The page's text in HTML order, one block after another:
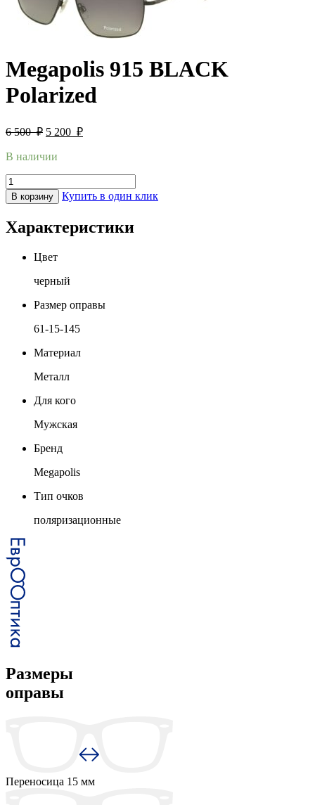
Megapolis 915 BLACK
Polarized
6 500₽ 5 200 ₽
В наличии
В корзину Купить в один клик
Характеристики
Цвет
черный
Размер оправы
61-15-145
Материал
Металл
Для кого
Мужская
Бренд
Megapolis
Тип очков
поляризационные
Размеры
оправы
Переносица 15 мм